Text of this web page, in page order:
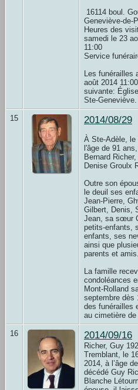
16114 boul.
Geneviève-de-
Heures des
samedi le 23
11:00
Service
Les funérailles
août 2014
suivante:
Ste-Geneviève.
15 2014/08/29
À Ste-Adèle, le
l'âge de 91
Bernard
Denise Groulx
Outre son
le deuil ses
Jean-Pierre,
Gilbert, Denis,
Jean, sa sœur
petits-enfants,
enfants, ses
ainsi que
parents et amis.
La famille
condoléances
Mont-Rolland
septembre dès
des funérailles
au cimetière
16 2014/09/16
Richer, Guy
Tremblant, le
2014, à l’âge
décédé Guy
Blanche